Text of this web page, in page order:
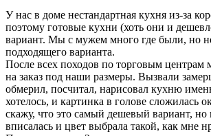
У нас в доме нестандартная кухня из-за
поэтому готовые кухни (хоть они и
вариант. Мы с мужем много где были, но
подходящего варианта.
После всех походов по торговым центрам
на заказ под наши размеры. Вызвали
обмерил, посчитал, нарисовал кухню
хотелось, и картинка в голове сложилась
скажу, что это самый дешевый вариант, но
вписалась и цвет выбрала такой, как мне